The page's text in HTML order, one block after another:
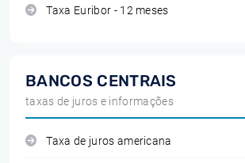
Taxa Euribor - 12 meses
BANCOS CENTRAIS
taxas de juros e informações
Taxa de juros americana